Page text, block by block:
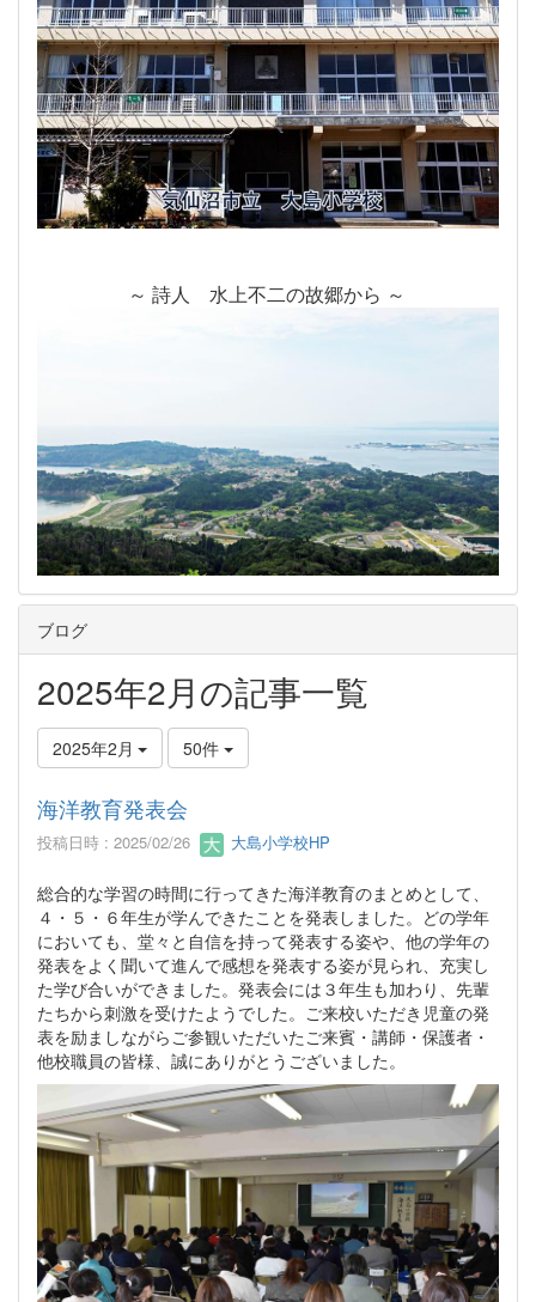
～ 詩人 水上不二の故郷から ～
ブログ
2025年2月の記事一覧
2025年2月 50件
海洋教育発表会
投稿日時 : 2025/02/26 大島小学校HP
総合的な学習の時間に行ってきた海洋教育のまとめとして、
４・５・６年生が学んできたことを発表しました。どの学年
においても、堂々と自信を持って発表する姿や、他の学年の
発表をよく聞いて進んで感想を発表する姿が見られ、充実し
た学び合いができました。発表会には３年生も加わり、先輩
たちから刺激を受けたようでした。ご来校いただき児童の発
表を励ましながらご参観いただいたご来賓・講師・保護者・
他校職員の皆様、誠にありがとうございました。